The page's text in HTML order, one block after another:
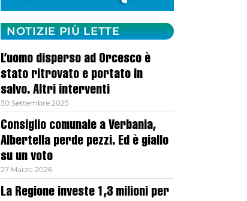
NOTIZIE PIÙ LETTE
L’uomo disperso ad Orcesco è
stato ritrovato e portato in
salvo. Altri interventi
30 Settembre 2025
Consiglio comunale a Verbania,
Albertella perde pezzi. Ed è giallo
su un voto
27 Marzo 2026
La Regione investe 1,3 milioni per